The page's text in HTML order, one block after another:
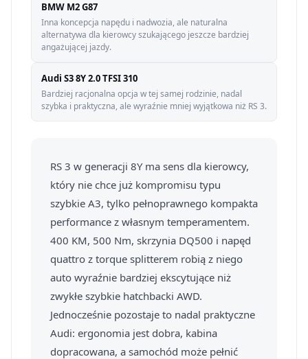
BMW M2 G87
Inna koncepcja napędu i nadwozia, ale naturalna
alternatywa dla kierowcy szukającego jeszcze bardziej
angażującej jazdy.
Audi S3 8Y 2.0 TFSI 310
Bardziej racjonalna opcja w tej samej rodzinie, nadal
szybka i praktyczna, ale wyraźnie mniej wyjątkowa niż RS 3.
RS 3 w generacji 8Y ma sens dla kierowcy,
który nie chce już kompromisu typu
szybkie A3, tylko pełnoprawnego kompakta
performance z własnym temperamentem.
400 KM, 500 Nm, skrzynia DQ500 i napęd
quattro z torque splitterem robią z niego
auto wyraźnie bardziej ekscytujące niż
zwykłe szybkie hatchbacki AWD.
Jednocześnie pozostaje to nadal praktyczne
Audi: ergonomia jest dobra, kabina
dopracowana, a samochód może pełnić